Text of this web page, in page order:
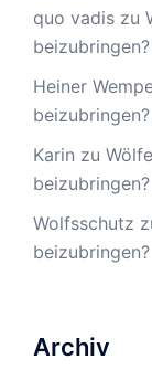
quo vadis zu
Heiner
Karin zu
Wolfsschutz
Archiv